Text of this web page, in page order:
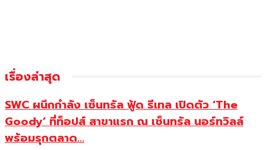
เรื่องล่าสุด
SWC ผนึกกำลัง เซ็นทรัล ฟู้ด รีเทล เปิดตัว ‘The
Goody’ ที่ท็อปส์ สาขาแรก ณ เซ็นทรัล นอร์ทวิลล์
พร้อมรุกตลาด...